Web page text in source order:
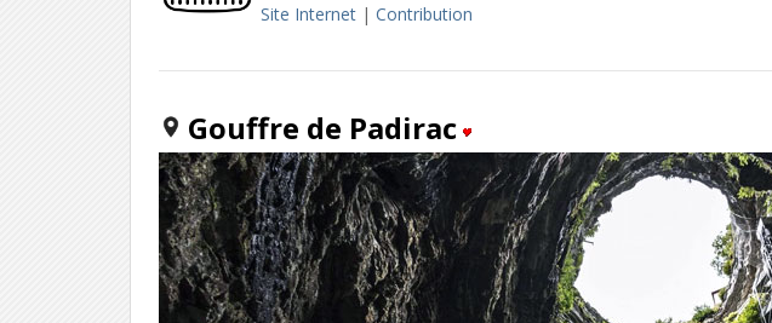
Site Internet |Contribution
Gouffre de Padirac